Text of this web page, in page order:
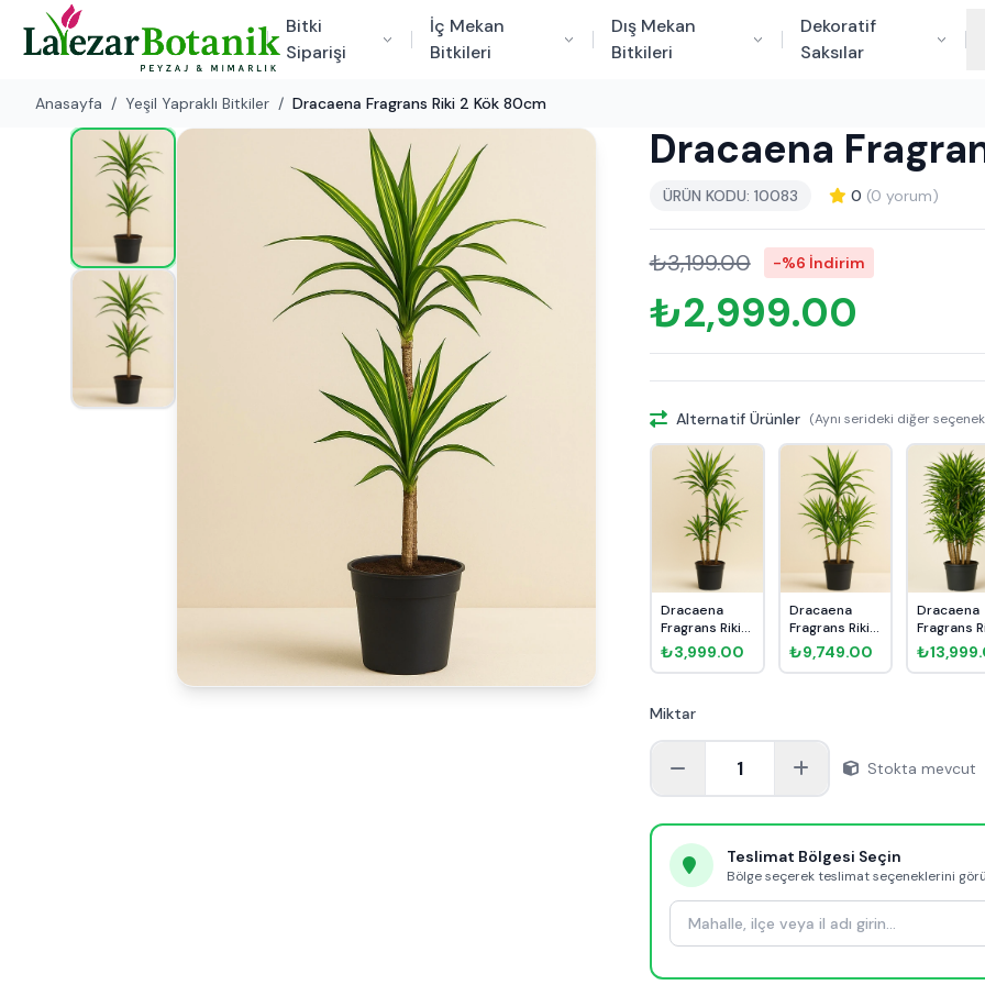
Bitki
Siparişi
İç Mekan
Bitkileri
Dış Mekan
Bitkileri
Dekoratif
Saksılar
Anasayfa / Yeşil Yapraklı Bitkiler / Dracaena Fragrans Riki 2 Kök 80cm
Dracaena
ÜRÜN KODU: 10083 0 (0 yorum)
₺3,199.00 -%6 İndirim
₺2,999.00
Alternatif Ürünler (Aynı serideki diğer
Dracaena
Fragrans Riki 3
Kök 110cm
₺3,999.00
Dracaena
Fragrans Riki
4 Kök 160cm
₺9,749.00
Dracaena
Fragrans
Anaç 140
Miktar
1 Stokta mevcut
Teslimat Bölgesi Seçin
Bölge seçerek teslimat seçeneklerini